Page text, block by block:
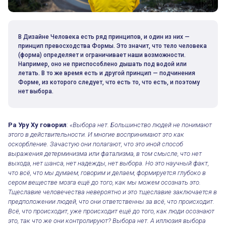
В Дизайне Человека есть ряд принципов, и один из них —
принцип превосходства Формы. Это значит, что тело человека
(форма) определяет и ограничивает наши возможности.
Например, оно не приспособлено дышать под водой или
летать. В то же время есть и другой принцип — подчинения
Форме, из которого следует, что есть то, что есть, и поэтому
нет выбора.
Ра Уру Ху говорил: «Выбора нет. Большинство людей не понимают
этого в действительности. И многие воспринимают это как
оскорбление. Зачастую они полагают, что это иной способ
выражения детерминизма или фатализма, в том смысле, что нет
выхода, нет шанса, нет надежды, нет выбора. Но это научный факт,
что всё, что мы думаем, говорим и делаем, формируется глубоко в
сером веществе мозга ещё до того, как мы можем осознать это.
Тщеславие человечества невероятно и это тщеславие заключается в
предположении людей, что они ответственны за всё, что происходит.
Всё, что происходит, уже происходит ещё до того, как люди осознают
это, так что же они контролируют? Выбора нет. А иллюзия выбора